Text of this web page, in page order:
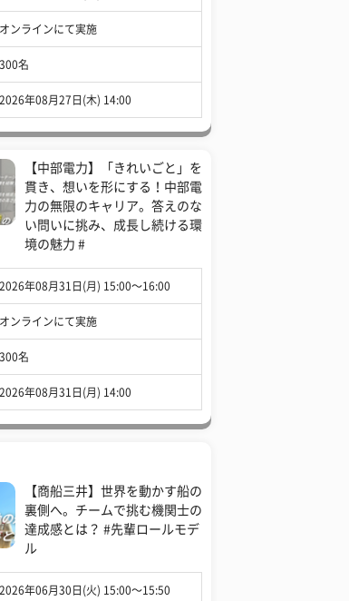
オンラインにて実施
300名
2026年08月27日(木) 14:00
【中部電力】「きれいごと」を
貫き、想いを形にする！中部電
力の無限のキャリア。答えのな
い問いに挑み、成長し続ける環
境の魅力 #
2026年08月31日(月) 15:00〜16:00
オンラインにて実施
300名
2026年08月31日(月) 14:00
【商船三井】世界を動かす船の
裏側へ。チームで挑む機関士の
達成感とは？ #先輩ロールモデ
ル
2026年06月30日(火) 15:00〜15:50